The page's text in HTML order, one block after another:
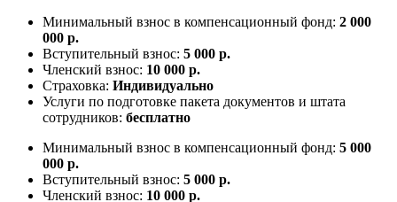
Минимальный взнос в компенсационный фонд: 2 000
000 р.
Вступительный взнос: 5 000 р.
Членский взнос: 10 000 р.
Страховка: Индивидуально
Услуги по подготовке пакета документов и штата
сотрудников: бесплатно
Минимальный взнос в компенсационный фонд: 5 000
000 р.
Вступительный взнос: 5 000 р.
Членский взнос: 10 000 р.